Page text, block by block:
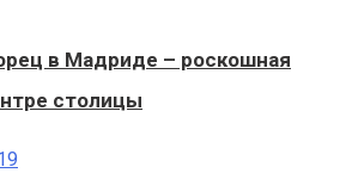
в Мадриде – роскошная
столицы